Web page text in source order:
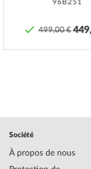
Specifications:
Nom
Marque
Fabricant N° d'article
96B251
499,00 €
Société
À propos de nous